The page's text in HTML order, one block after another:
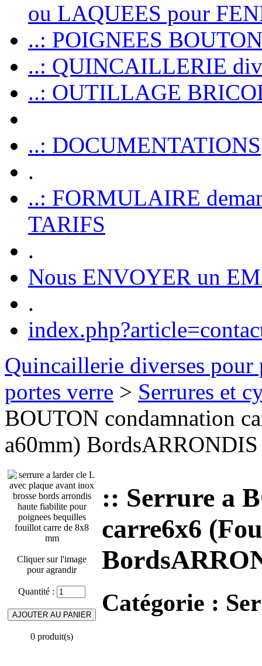
ou LAQUEES pour
..: POIGNEES
..: QUINCAILLERIE
..: OUTILLAGE
..: DOCUMENTATIONS
.
..: FORMULAIRE
TARIFS
.
Nous ENVOYER un
.
Quincaillerie diverses pour
portes verre > Serrures et
BOUTON condamnation
a60mm)
Cliquer sur l'image
pour agrandir
Quantité :
0 produit(s)
:: Serrure a
carre6x6
Catégorie :